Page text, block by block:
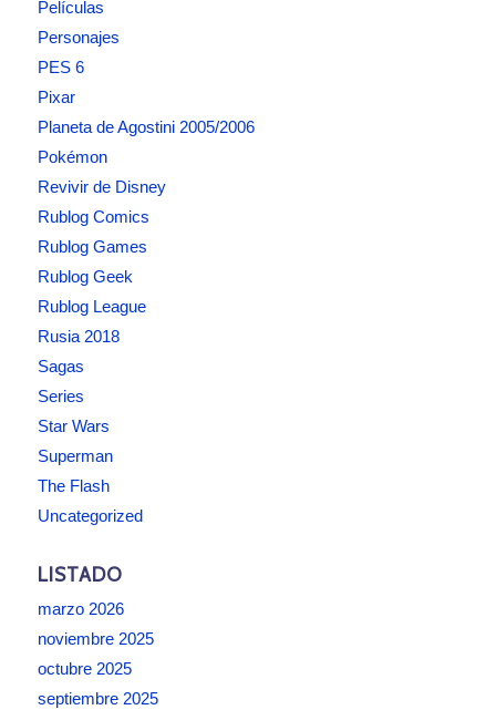
Películas
Personajes
PES 6
Pixar
Planeta de Agostini 2005/2006
Pokémon
Revivir de Disney
Rublog Comics
Rublog Games
Rublog Geek
Rublog League
Rusia 2018
Sagas
Series
Star Wars
Superman
The Flash
Uncategorized
LISTADO
marzo 2026
noviembre 2025
octubre 2025
septiembre 2025